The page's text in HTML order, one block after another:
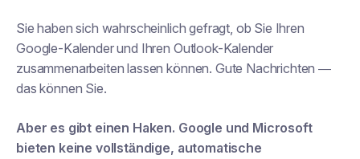
Sie haben sich wahrscheinlich gefragt, ob Sie Ihren
Google-Kalender und Ihren Outlook-Kalender
zusammenarbeiten lassen können. Gute Nachrichten —
das können Sie.
Aber es gibt einen Haken. Google und Microsoft
bieten keine vollständige, automatische